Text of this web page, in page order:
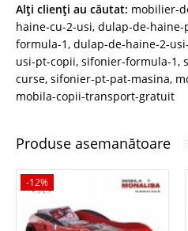
Alţi clienţi au căutat: mobilier-
haine-cu-2-usi, dulap-de-haine-
formula-1 , dulap-de-haine-2-
usi-pt-copii, sifonier-formula-1 ,
curse, sifonier-pt-pat-masina,
mobila-copii-transport-gratuit
Produse asemanătoare
-12%